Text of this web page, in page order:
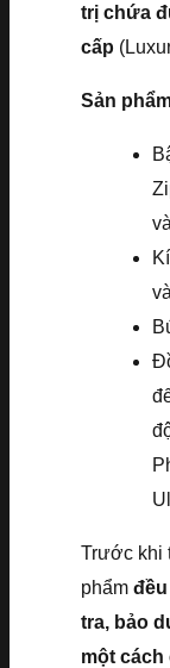
trị chứa
cấp
Sản
Trước khi
phẩm
tra, bảo
một cách